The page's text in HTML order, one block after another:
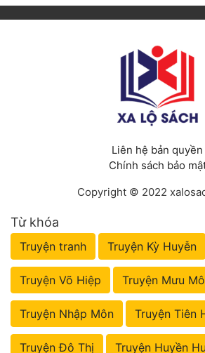
Liên hệ bản quyền
Chính sách bảo
Copyright © 2022
Từ khóa
Truyện tranh Truyện Kỳ Huyễn
Truyện Võ Hiệp Truyện Mưu Mô
Truyện Nhập Môn Truyện Tiên
Truyện Đô Thị Truyện Huyền